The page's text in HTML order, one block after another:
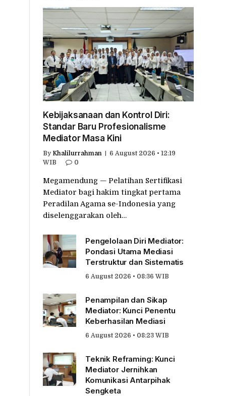
Kebijaksanaan dan Kontrol Diri:
Standar Baru Profesionalisme
Mediator Masa Kini
By Khalilurrahman
6 August 2026 • 12:19
WIB
0
Megamendung — Pelatihan Sertifikasi
Mediator bagi hakim tingkat pertama
Peradilan Agama se-Indonesia yang
diselenggarakan oleh…
Pengelolaan Diri Mediator:
Pondasi Utama Mediasi
Terstruktur dan Sistematis
6 August 2026 • 08:36 WIB
Penampilan dan Sikap
Mediator: Kunci Penentu
Keberhasilan Mediasi
6 August 2026 • 08:23 WIB
Teknik Reframing: Kunci
Mediator Jernihkan
Komunikasi Antarpihak
Sengketa